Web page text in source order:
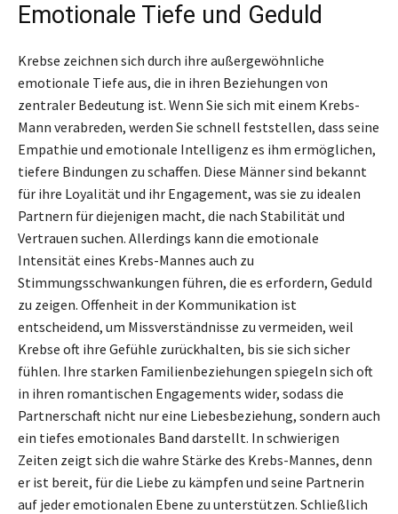
Emotionale Tiefe und Geduld
Krebse zeichnen sich durch ihre außergewöhnliche
emotionale Tiefe aus, die in ihren Beziehungen von
zentraler Bedeutung ist. Wenn Sie sich mit einem Krebs-
Mann verabreden, werden Sie schnell feststellen, dass seine
Empathie und emotionale Intelligenz es ihm ermöglichen,
tiefere Bindungen zu schaffen. Diese Männer sind bekannt
für ihre Loyalität und ihr Engagement, was sie zu idealen
Partnern für diejenigen macht, die nach Stabilität und
Vertrauen suchen. Allerdings kann die emotionale
Intensität eines Krebs-Mannes auch zu
Stimmungsschwankungen führen, die es erfordern, Geduld
zu zeigen. Offenheit in der Kommunikation ist
entscheidend, um Missverständnisse zu vermeiden, weil
Krebse oft ihre Gefühle zurückhalten, bis sie sich sicher
fühlen. Ihre starken Familienbeziehungen spiegeln sich oft
in ihren romantischen Engagements wider, sodass die
Partnerschaft nicht nur eine Liebesbeziehung, sondern auch
ein tiefes emotionales Band darstellt. In schwierigen
Zeiten zeigt sich die wahre Stärke des Krebs-Mannes, denn
er ist bereit, für die Liebe zu kämpfen und seine Partnerin
auf jeder emotionalen Ebene zu unterstützen. Schließlich